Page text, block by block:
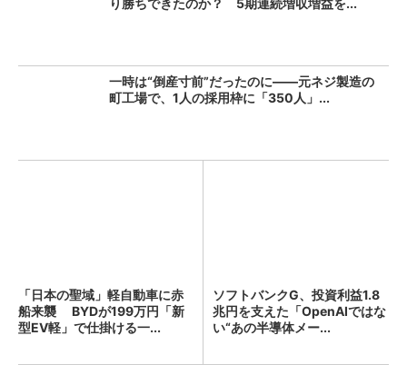
り勝ちできたのか？ 5期連続増収増益を...
一時は“倒産寸前”だったのに――元ネジ製造の
町工場で、1人の採用枠に「350人」...
「日本の聖域」軽自動車に赤
船来襲 BYDが199万円「新
型EV軽」で仕掛ける一...
ソフトバンクG、投資利益1.8
兆円を支えた「OpenAIではな
い“あの半導体メー...